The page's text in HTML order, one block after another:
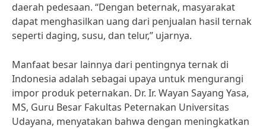
daerah pedesaan. “Dengan beternak, masyarakat
dapat menghasilkan uang dari penjualan hasil ternak
seperti daging, susu, dan telur,” ujarnya.
Manfaat besar lainnya dari pentingnya ternak di
Indonesia adalah sebagai upaya untuk mengurangi
impor produk peternakan. Dr. Ir. Wayan Sayang Yasa,
MS, Guru Besar Fakultas Peternakan Universitas
Udayana, menyatakan bahwa dengan meningkatkan